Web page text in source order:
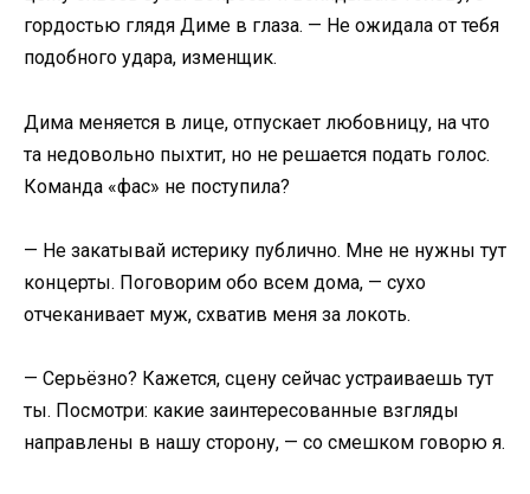
гордостью глядя Диме в глаза. — Не ожидала от тебя
подобного удара, изменщик.
Дима меняется в лице, отпускает любовницу, на что
та недовольно пыхтит, но не решается подать голос.
Команда «фас» не поступила?
— Не закатывай истерику публично. Мне не нужны тут
концерты. Поговорим обо всем дома, — сухо
отчеканивает муж, схватив меня за локоть.
— Серьёзно? Кажется, сцену сейчас устраиваешь тут
ты. Посмотри: какие заинтересованные взгляды
направлены в нашу сторону, — со смешком говорю я.